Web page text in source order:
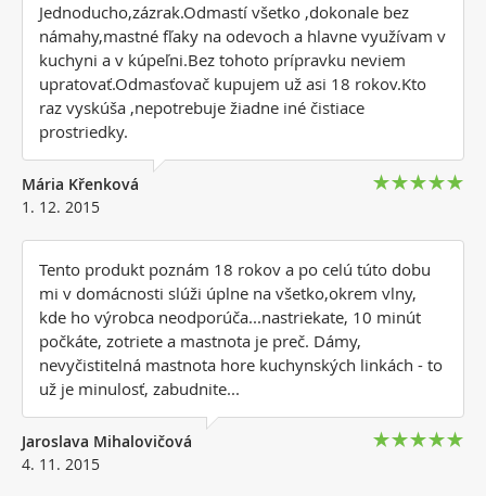
Jednoducho,zázrak.Odmastí všetko ,dokonale bez
námahy,mastné fľaky na odevoch a hlavne využívam v
kuchyni a v kúpeľni.Bez tohoto prípravku neviem
upratovať.Odmasťovač kupujem už asi 18 rokov.Kto
raz vyskúša ,nepotrebuje žiadne iné čistiace
prostriedky.
Mária Křenková
1. 12. 2015
Tento produkt poznám 18 rokov a po celú túto dobu
mi v domácnosti slúži úplne na všetko,okrem vlny,
kde ho výrobca neodporúča...nastriekate, 10 minút
počkáte, zotriete a mastnota je preč. Dámy,
nevyčistitelná mastnota hore kuchynských linkách - to
už je minulosť, zabudnite...
Jaroslava Mihalovičová
4. 11. 2015